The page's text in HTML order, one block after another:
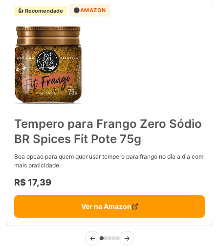
👍 Recomendado 🟠AMAZON
Tempero para Frango Zero Sódio
BR Spices Fit Pote 75g
Boa opcao para quem quer usar tempero para frango no dia a dia com
mais praticidade.
R$ 17,39
Ver na Amazon
← →